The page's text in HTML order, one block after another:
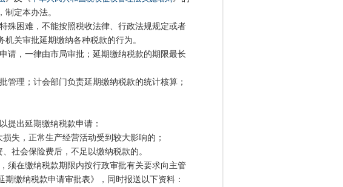
定本办法。
困难，不能按照税收法律、行政法规规定或者
关审批延期缴纳各种税款的行为。
，一律由市局审批；延期缴纳税款的期限最长
理；计会部门负责延期缴纳税款的统计核算；
出延期缴纳税款申请：
，正常生产经营活动受到较大影响的；
会保险费后，不足以缴纳税款的。
在缴纳税款期限内按行政审批有关要求向主管
缴纳税款申请审批表》，同时报送以下资料：